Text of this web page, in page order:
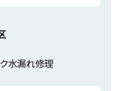
ク水漏れ修理